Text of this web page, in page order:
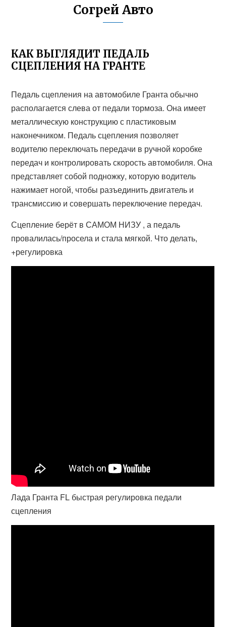
Согрей Авто
КАК ВЫГЛЯДИТ ПЕДАЛЬ
СЦЕПЛЕНИЯ НА ГРАНТЕ
Педаль сцепления на автомобиле Гранта обычно
располагается слева от педали тормоза. Она имеет
металлическую конструкцию с пластиковым
наконечником. Педаль сцепления позволяет
водителю переключать передачи в ручной коробке
передач и контролировать скорость автомобиля. Она
представляет собой подножку, которую водитель
нажимает ногой, чтобы разъединить двигатель и
трансмиссию и совершать переключение передач.
Сцепление берёт в САМОМ НИЗУ , а педаль
провалилась/просела и стала мягкой. Что делать,
+регулировка
Лада Гранта FL быстрая регулировка педали
сцепления